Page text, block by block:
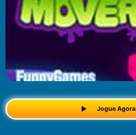
Jogue Agora